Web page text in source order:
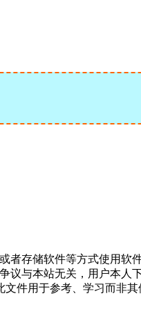
存储软件等方式使用软
议与本站无关，用户本人
件用于参考、学习而非